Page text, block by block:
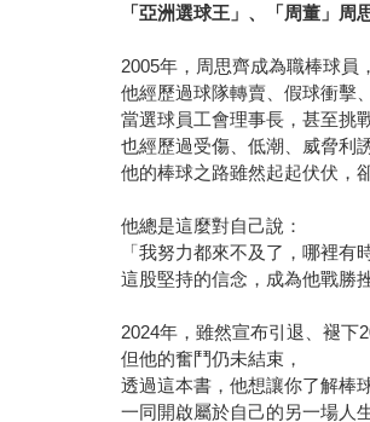
「亞洲選球王」、「周董」周
2005年，周思齊成為職棒球員
他經歷過球隊轉賣、假球衝擊
當選球員工會理事長，甚至挑
也經歷過受傷、低潮、威脅利
他的棒球之路雖然起起伏伏，
他總是這麼對自己說：
「我努力都來不及了，哪裡有
這股堅持的信念，成為他戰勝
2024年，雖然宣布引退、褪下
但他的奮鬥仍未結束，
透過這本書，他想讓你了解棒
一同開啟屬於自己的另一場人